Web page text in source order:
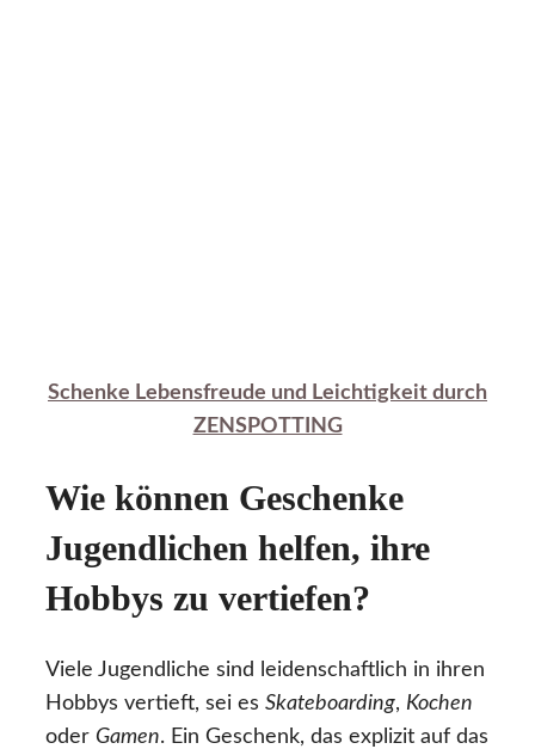
Schenke Lebensfreude und Leichtigkeit durch
ZENSPOTTING
Wie können Geschenke
Jugendlichen helfen, ihre
Hobbys zu vertiefen?
Viele Jugendliche sind leidenschaftlich in ihren
Hobbys vertieft, sei es Skateboarding, Kochen
oder Gamen. Ein Geschenk, das explizit auf das